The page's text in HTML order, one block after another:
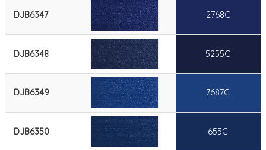
DJB6347 2768C
DJB6348 5255C
DJB6349 7687C
DJB6350 655C